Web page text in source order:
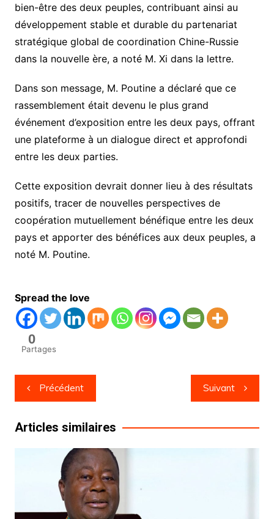
bien-être des deux peuples, contribuant ainsi au
développement stable et durable du partenariat
stratégique global de coordination Chine-Russie
dans la nouvelle ère, a noté M. Xi dans la lettre.
Dans son message, M. Poutine a déclaré que ce
rassemblement était devenu le plus grand
événement d’exposition entre les deux pays, offrant
une plateforme à un dialogue direct et approfondi
entre les deux parties.
Cette exposition devrait donner lieu à des résultats
positifs, tracer de nouvelles perspectives de
coopération mutuellement bénéfique entre les deux
pays et apporter des bénéfices aux deux peuples, a
noté M. Poutine.
Spread the love
0
Partages
Navigation
de
l’article
Précédent Suivant
Articles similaires